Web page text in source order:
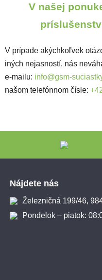
V našej
V prípade akýchkoľvek
iných nejasností, nás
e-mailu: info@gsm-
našom telefónnom čísle:
Nájdete nás
Železničná 199/46,
Pondelok – piatok: